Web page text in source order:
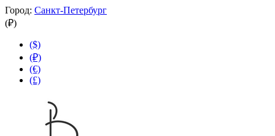
Город: Санкт-Петербург
(₽)
($)
(₽)
(€)
(£)